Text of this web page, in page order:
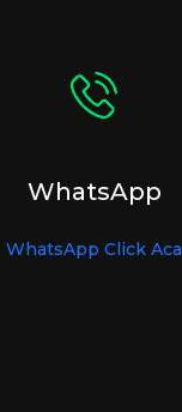
WhatsApp
WhatsApp Click Aca